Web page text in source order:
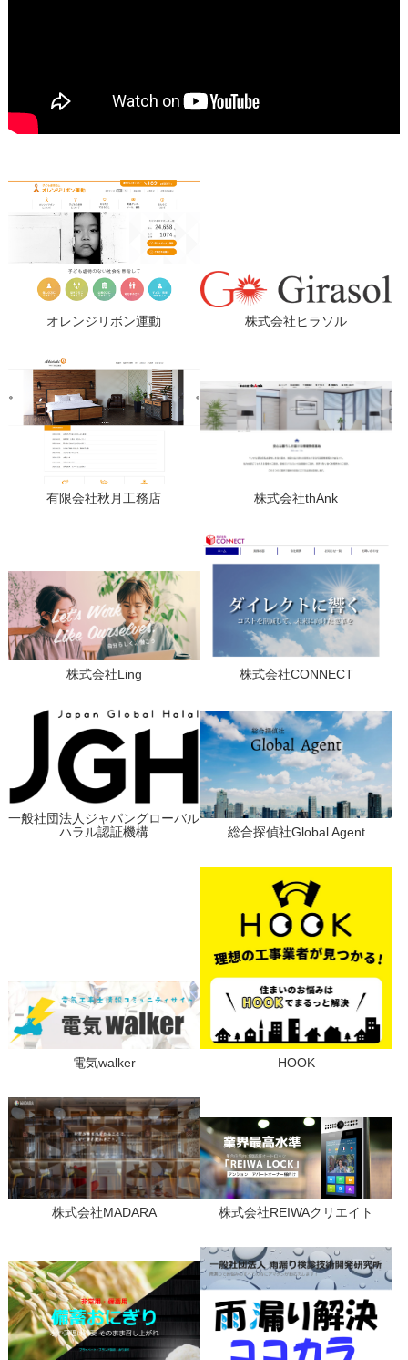
オレンジリボン運動 株式会社ヒラソル
有限会社秋月工務店 株式会社thAnk
株式会社Ling 株式会社CONNECT
一般社団法人ジャパングローバル
ハラル認証機構
総合探偵社Global Agent
電気walker HOOK
株式会社MADARA 株式会社REIWAクリエイト